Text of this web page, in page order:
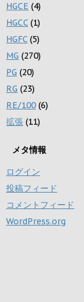
HGCE (4)
HGCC (1)
HGFC (5)
MG (270)
PG (20)
RG (23)
RE/100 (6)
拡張 (11)
メタ情報
ログイン
投稿フィード
コメントフィード
WordPress.org